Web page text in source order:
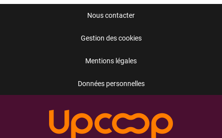
Nous contacter
Gestion des cookies
Mentions légales
Données personnelles